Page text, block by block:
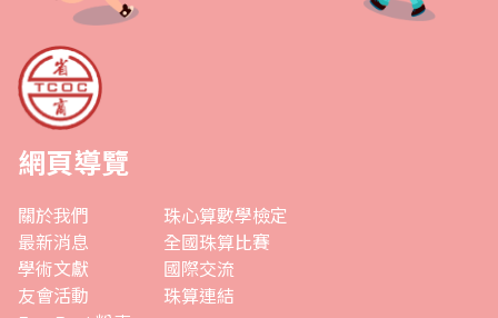
網頁導覽
關於我們
最新消息
學術文獻
友會活動
珠心算數學檢定
全國珠算比賽
國際交流
珠算連結